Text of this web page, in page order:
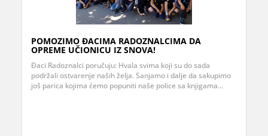
POMOZIMO ĐACIMA RADOZNALCIMA DA
OPREME UČIONICU IZ SNOVA!
Đaci Radoznalci poručuju: Hvala svima koji su do sada
podržali ostvarenje naših želja. Sanjamo i dalje da sakupimo
još parica kojima ćemo popuniti naše police sa knjigama...